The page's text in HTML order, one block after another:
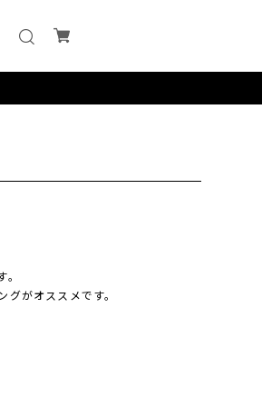
がオススメです。